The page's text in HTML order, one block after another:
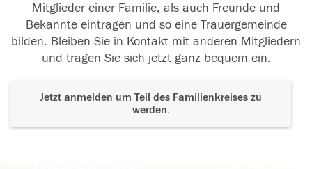
Mitglieder einer Familie, als auch Freunde und
Bekannte eintragen und so eine Trauergemeinde
bilden. Bleiben Sie in Kontakt mit anderen Mitgliedern
und tragen Sie sich jetzt ganz bequem ein.
Jetzt anmelden um Teil des Familienkreises zu
werden.